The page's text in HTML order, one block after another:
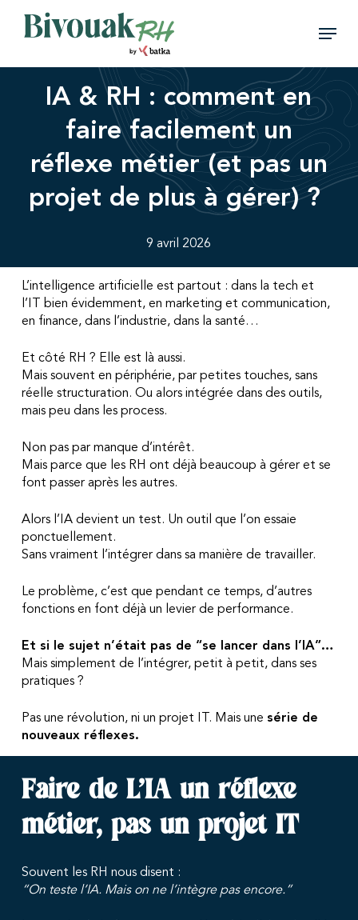
Menu
IA & RH : comment en
faire facilement un
réflexe métier (et pas un
projet de plus à gérer) ?
9 avril 2026
L’intelligence artificielle est partout : dans la tech et
l’IT bien évidemment, en marketing et communication,
en finance, dans l’industrie, dans la santé…
Et côté RH ? Elle est là aussi.
Mais souvent en périphérie, par petites touches, sans
réelle structuration. Ou alors intégrée dans des outils,
mais peu dans les process.
Non pas par manque d’intérêt.
Mais parce que les RH ont déjà beaucoup à gérer et se
font passer après les autres.
Alors l’IA devient un test. Un outil que l’on essaie
ponctuellement.
Sans vraiment l’intégrer dans sa manière de travailler.
Le problème, c’est que pendant ce temps, d’autres
fonctions en font déjà un levier de performance.
Et si le sujet n’était pas de “se lancer dans l’IA”…
Mais simplement de l’intégrer, petit à petit, dans ses
pratiques ?
Pas une révolution, ni un projet IT. Mais une série de
nouveaux réflexes.
Faire de L’IA un réflexe
métier, pas un projet IT
Souvent les RH nous disent :
“On teste l’IA. Mais on ne l’intègre pas encore.”
Menu